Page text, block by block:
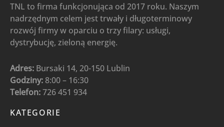
TNL to firma funkcjonująca od 2017 roku. Naszym
nadrzędnym celem jest trwały i długoterminowy
rozwój firmy w oparciu o trzy filary: usługi,
dystrybucję, zieloną energię.
Adres: Bursaki 14, 20-150 Lublin
Godziny: 8:00 – 16:30
Telefon:726 451 934
KATEGORIE